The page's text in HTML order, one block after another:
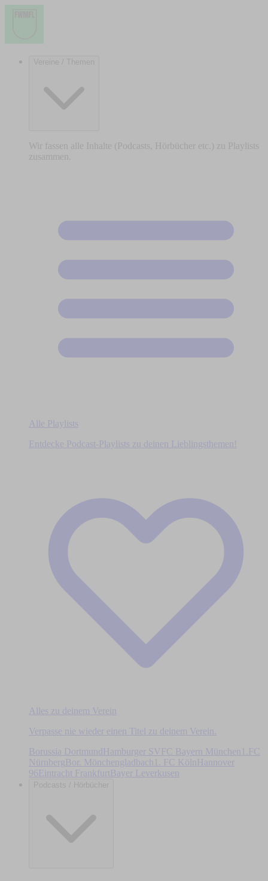
Vereine / Themen
Wir fassen alle Inhalte (Podcasts, Hörbücher etc.) zu Playlists
zusammen.
Alle Playlists
Entdecke Podcast-Playlists zu deinen Lieblingsthemen!
Alles zu deinem Verein
Verpasse nie wieder einen Titel zu deinem Verein.
Borussia DortmundHamburger SV FC Bayern München
1.FC
Nürnberg Bor. Mönchengladbach 1. FC Köln
Hannover
96Eintracht Frankfurt Bayer Leverkusen
Podcasts / Hörbücher